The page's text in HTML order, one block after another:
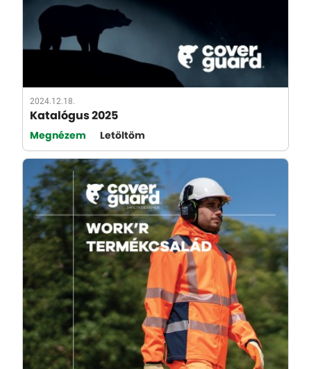
2024.12.18.
Katalógus 2025
Megnézem Letöltöm